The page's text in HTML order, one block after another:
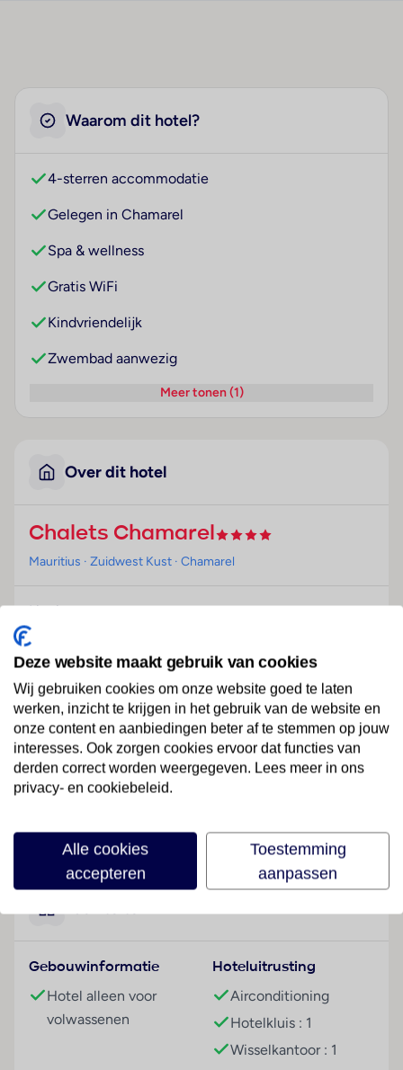
Waarom dit hotel?
4-sterren accommodatie
Gelegen in Chamarel
Spa & wellness
Gratis WiFi
Kindvriendelijk
Zwembad aanwezig
Meer tonen (1)
Over dit hotel
Chalets Chamarel
Mauritius · Zuidwest Kust · Chamarel
Ligging
Dit hotel verwelkomt de gasten in Chamarel en biedt
in het bijzonder voor volwassenen die in de vakantie
onder elkaar willen zijn alle voorwaarden voor een
aangenaam verblijf.
Hotelfaciliteiten
Het vriendelijke personeel aan de receptie is graag bij
alle vragen behulpzaam. Het verblijf is ingericht met
een bagagedepot, een kluis en een wisselkantoor. Via
tourdesk biedt ondersteuning bij het boeken van
excursies. Buiten biedt een tuin extra ruimte voor
ontspanning en recreatie. Desgewenst beschikken de
dienst, een transferservice, kamerservice, een
wekdienst en een wasservice. Ter ondersteuning van
communicatie of andere zakelijke activiteiten kan
Lees meer
Gebouwinformatie
Hotel alleen voor
volwassenen
Hoteluitrusting
Airconditioning
Hotelkluis : 1
Wisselkantoor : 1
Deze website maakt gebruik van cookies
Wij gebruiken cookies om onze website goed te laten
werken, inzicht te krijgen in het gebruik van de website en
onze content en aanbiedingen beter af te stemmen op jouw
interesses. Ook zorgen cookies ervoor dat functies van
derden correct worden weergegeven. Lees meer in ons
privacy- en cookiebeleid.
Alle cookies
accepteren
Toestemming
aanpassen